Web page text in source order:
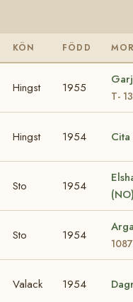
KÖN FÖDD
Hingst 1955
T-
Hingst 1954 Cita
Sto 1954
Sto 1954
1087
Valack 1954